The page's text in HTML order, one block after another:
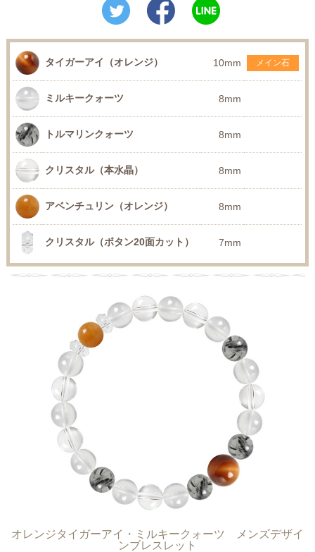
タイガーアイ（オレンジ） 10mm メイン石
ミルキークォーツ 8mm
トルマリンクォーツ 8mm
クリスタル（本水晶） 8mm
アベンチュリン（オレンジ） 8mm
クリスタル（ボタン20面カット） 7mm
オレンジタイガーアイ・ミルキークォーツ メンズデザイ
ンブレスレット